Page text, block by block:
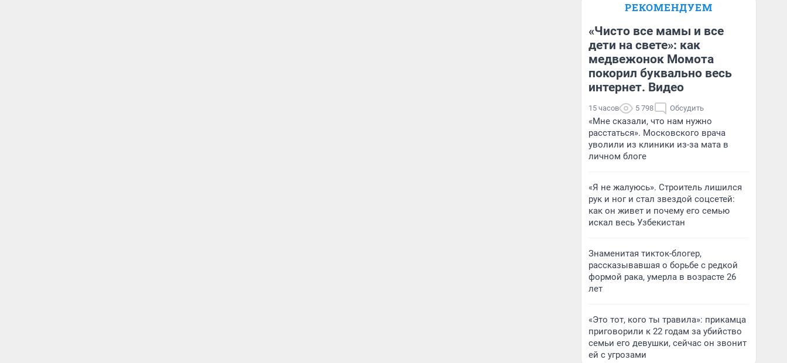
Екатерина Торопова
недвижимости
РЕКОМЕНДУЕМ
«Чисто все мамы и все
дети на свете»: как
медвежонок Момота
покорил буквально весь
интернет. Видео
15 часов 5 798 Обсудить
«Мне сказали, что нам нужно
расстаться». Московского врача
уволили из клиники из-за мата в
личном блоге
«Я не жалуюсь». Строитель лишился
рук и ног и стал звездой соцсетей:
как он живет и почему его семью
искал весь Узбекистан
Знаменитая тикток-блогер,
рассказывавшая о борьбе с редкой
формой рака, умерла в возрасте 26
лет
«Это тот, кого ты травила»: прикамца
приговорили к 22 годам за убийство
семьи его девушки, сейчас он звонит
ей с угрозами